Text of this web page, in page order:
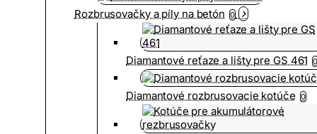
Rozbrusovačky a píly na betón 0
Diamantové reťaze a lišty pre GS 461
Diamantové rozbrusovacie kotúče 0